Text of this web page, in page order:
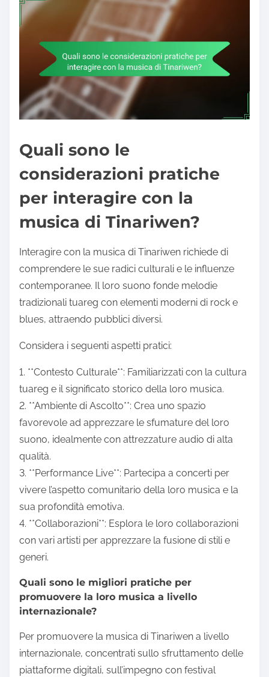
Quali sono le
considerazioni pratiche
per interagire con la
musica di Tinariwen?
Interagire con la musica di Tinariwen richiede di
comprendere le sue radici culturali e le influenze
contemporanee. Il loro suono fonde melodie
tradizionali tuareg con elementi moderni di rock e
blues, attraendo pubblici diversi.
Considera i seguenti aspetti pratici:
1. **Contesto Culturale**: Familiarizzati con la cultura
tuareg e il significato storico della loro musica.
2. **Ambiente di Ascolto**: Crea uno spazio
favorevole ad apprezzare le sfumature del loro
suono, idealmente con attrezzature audio di alta
qualità.
3. **Performance Live**: Partecipa a concerti per
vivere l’aspetto comunitario della loro musica e la
sua profondità emotiva.
4. **Collaborazioni**: Esplora le loro collaborazioni
con vari artisti per apprezzare la fusione di stili e
generi.
Quali sono le migliori pratiche per
promuovere la loro musica a livello
internazionale?
Per promuovere la musica di Tinariwen a livello
internazionale, concentrati sullo sfruttamento delle
piattaforme digitali, sull’impegno con festival